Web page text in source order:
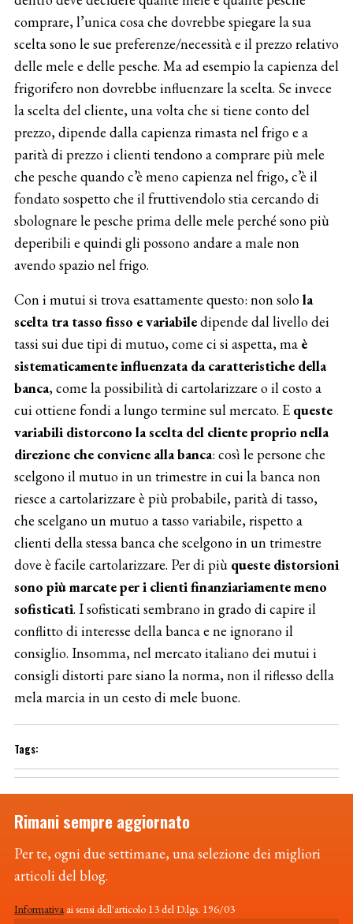
comprare, l’unica cosa che dovrebbe spiegare la sua
scelta sono le sue preferenze/necessità e il prezzo relativo
delle mele e delle pesche. Ma ad esempio la capienza del
frigorifero non dovrebbe influenzare la scelta. Se invece
la scelta del cliente, una volta che si tiene conto del
prezzo, dipende dalla capienza rimasta nel frigo e a
parità di prezzo i clienti tendono a comprare più mele
che pesche quando c’è meno capienza nel frigo, c’è il
fondato sospetto che il fruttivendolo stia cercando di
sbolognare le pesche prima delle mele perché sono più
deperibili e quindi gli possono andare a male non
avendo spazio nel frigo.
Con i mutui si trova esattamente questo: non solola
scelta tra tasso fisso e variabiledipende dal livello dei
tassi sui due tipi di mutuo, come ci si aspetta, ma è
sistematicamente influenzata da caratteristiche della
banca, come la possibilità di cartolarizzare o il costo a
cui ottiene fondi a lungo termine sul mercato. E queste
variabili distorcono la scelta del clienteproprio nella
direzione che conviene alla banca: così le persone che
scelgono il mutuo in un trimestre in cui la banca non
riesce a cartolarizzare è più probabile, parità di tasso,
che scelgano un mutuo a tasso variabile, rispetto a
clienti della stessa banca che scelgono in un trimestre
dove è facile cartolarizzare. Per di più queste distorsioni
sono più marcate per i clienti finanziariamente meno
sofisticati. I sofisticati sembrano in grado di capire il
conflitto di interesse della banca e ne ignorano il
consiglio. Insomma, nel mercato italiano dei mutui i
consigli distorti pare siano la norma, non il riflesso della
mela marcia in un cesto di mele buone.
Rimani sempre aggiornato
Per te, ogni due settimane, una selezione dei migliori
articoli del blog.
Informativaai sensi dell'articolo 13 del D.lgs. 196/03